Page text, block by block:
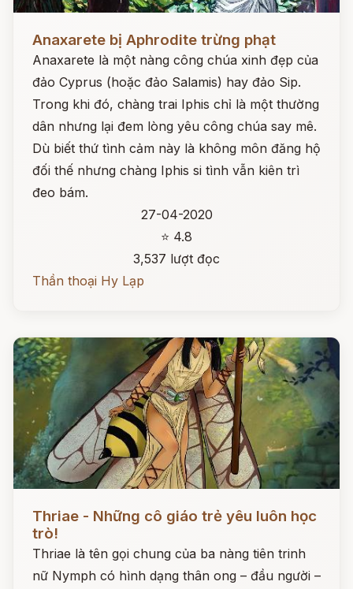
Anaxarete bị Aphrodite trừng phạt
Anaxarete là một nàng công chúa xinh đẹp của
đảo Cyprus (hoặc đảo Salamis) hay đảo Sip.
Trong khi đó, chàng trai Iphis chỉ là một thường
dân nhưng lại đem lòng yêu công chúa say mê.
Dù biết thứ tình cảm này là không môn đăng hộ
đối thế nhưng chàng Iphis si tình vẫn kiên trì
đeo bám.
27-04-2020
⭐ 4.8
3,537 lượt đọc
Thần thoại Hy Lạp
Thriae - Những cô giáo trẻ yêu luôn học
trò!
Thriae là tên gọi chung của ba nàng tiên trinh
nữ Nymph có hình dạng thân ong – đầu người –